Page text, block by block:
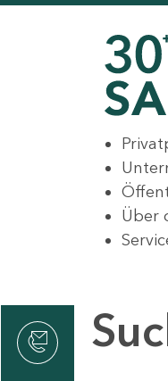
Über